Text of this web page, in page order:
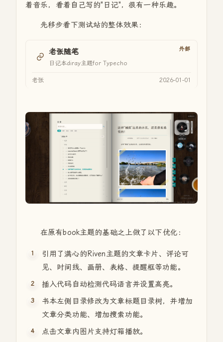
着音乐，看着自己写的"日记"，很有一种乐趣。
先移步看下测试站的整体效果：
外部
老张随笔
日记本diray主题for Typecho
老张 2026-01-01
在原有book主题的基础之上做了以下优化：
引用了满心的Riven主题的文章卡片、评论可
见、时间线、画册、表格、提醒框等功能。
插入代码自动检测代码语言并设置高亮。
书本左侧目录修改为文章标题目录树，并增加
文章分类功能、增加搜索功能。
点击文章内图片支持灯箱播放。